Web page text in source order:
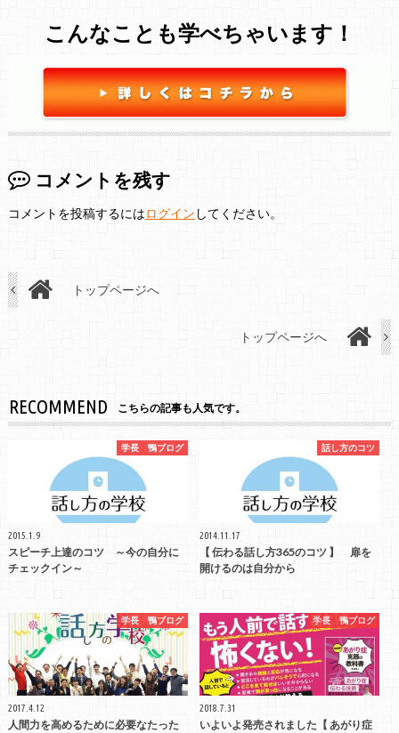
こんなことも学べちゃいます！
コメントを残す
コメントを投稿するにはログイン してください。
トップページへ
トップページへ
RECOMMEND こちらの記事も人気です。
学長 鴨ブログ
2015.1.9
スピーチ上達のコツ ～今の自分に
チェックイン～
話し方のコツ
2014.11.17
【 伝わる話し方365のコツ 】 扉を
開けるのは自分から
学長 鴨ブログ
2017.4.12
人間力を高めるために必要なたった
学長 鴨ブログ
2018.7.31
いよいよ発売されました【 あがり症